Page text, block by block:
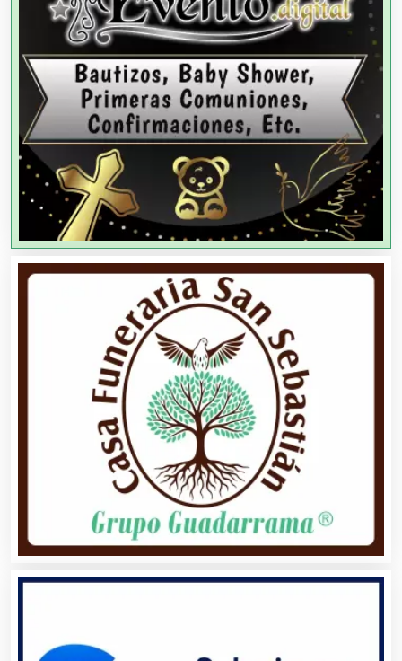
Agencias de Modelos
Agencias de Publicidad
Agencias de Viajes
Agricultores
Agricultura y Ganadería
Agua Purificada
Aire Acondicionado
Alarmas
Albercas
Alimentos